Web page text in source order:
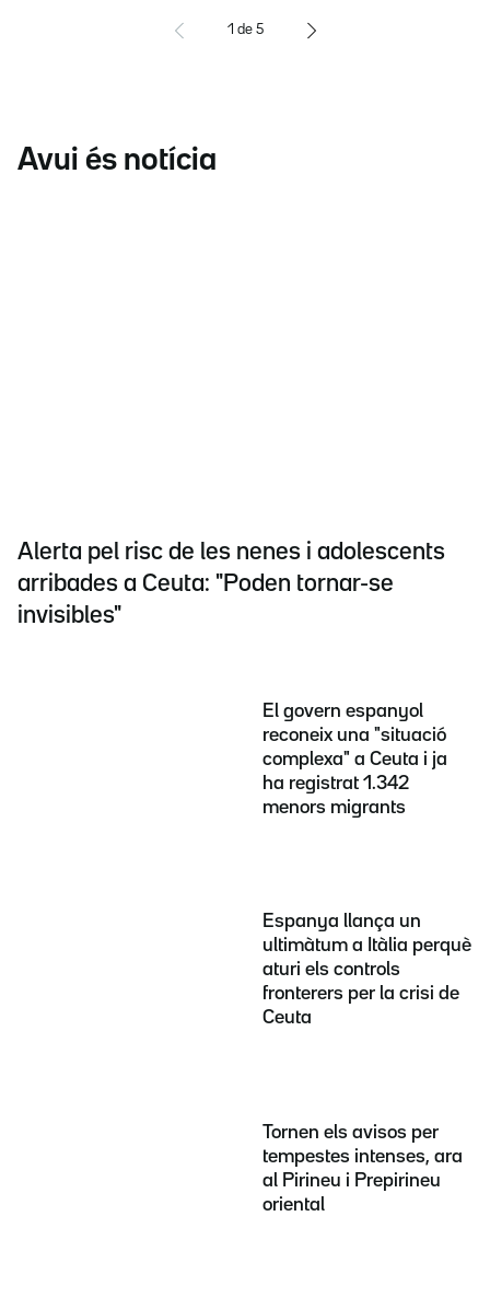
1 de 5
Avui és notícia
Alerta pel risc de les nenes i adolescents
arribades a Ceuta: "Poden tornar-se
invisibles"
El govern espanyol
reconeix una "situació
complexa" a Ceuta i ja
ha registrat 1.342
menors migrants
Espanya llança un
ultimàtum a Itàlia perquè
aturi els controls
fronterers per la crisi de
Ceuta
Tornen els avisos per
tempestes intenses, ara
al Pirineu i Prepirineu
oriental